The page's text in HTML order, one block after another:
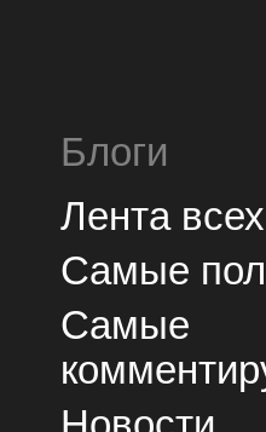
Блоги
Лента
Самые
Самые